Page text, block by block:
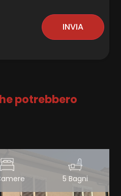
INVIA
potrebbero
5 Bagni